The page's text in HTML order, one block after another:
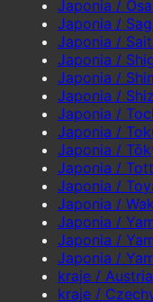
Japonia /
Japonia /
Japonia /
Japonia /
Japonia /
Japonia /
Japonia /
Japonia /
Japonia /
Japonia /
Japonia /
Japonia /
Japonia /
Japonia /
Japonia /
kraje / Austria
kraje /